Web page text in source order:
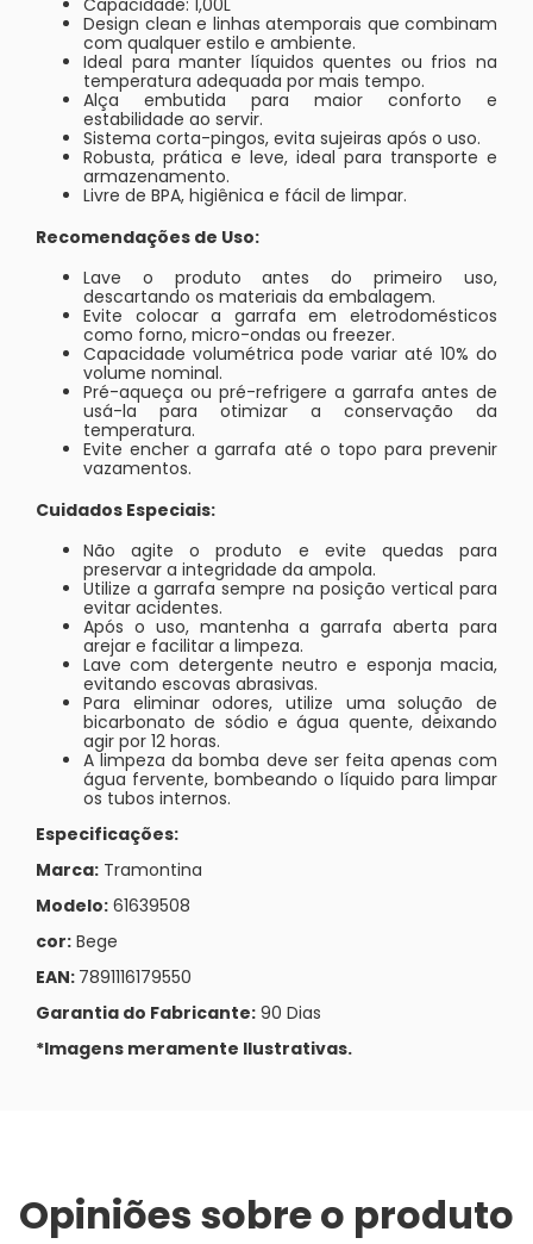
Design clean e linhas atemporais que combinam
com qualquer estilo e ambiente.
Ideal para manter líquidos quentes ou frios na
temperatura adequada por mais tempo.
Alça embutida para maior conforto e
estabilidade ao servir.
Sistema corta-pingos, evita sujeiras após o uso.
Robusta, prática e leve, ideal para transporte e
armazenamento.
Livre de BPA, higiênica e fácil de limpar.
Recomendações de Uso:
Lave o produto antes do primeiro uso,
descartando os materiais da embalagem.
Evite colocar a garrafa em eletrodomésticos
como forno, micro-ondas ou freezer.
Capacidade volumétrica pode variar até 10% do
volume nominal.
Pré-aqueça ou pré-refrigere a garrafa antes de
usá-la para otimizar a conservação da
temperatura.
Evite encher a garrafa até o topo para prevenir
vazamentos.
Cuidados Especiais:
Não agite o produto e evite quedas para
preservar a integridade da ampola.
Utilize a garrafa sempre na posição vertical para
evitar acidentes.
Após o uso, mantenha a garrafa aberta para
arejar e facilitar a limpeza.
Lave com detergente neutro e esponja macia,
evitando escovas abrasivas.
Para eliminar odores, utilize uma solução de
bicarbonato de sódio e água quente, deixando
agir por 12 horas.
A limpeza da bomba deve ser feita apenas com
água fervente, bombeando o líquido para limpar
os tubos internos.
Especificações:
Marca: Tramontina
Modelo: 61639508
cor: Bege
EAN: 7891116179550
Garantia do Fabricante: 90 Dias
*Imagens meramente Ilustrativas.
Opiniões sobre o produto